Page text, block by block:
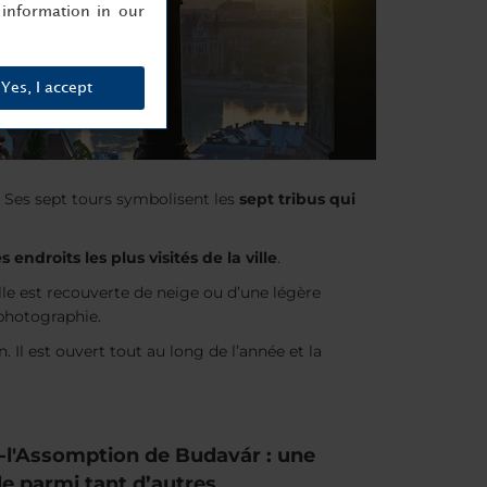
sept tours symbolisent les sept tribus qui
endroits les plus visités de la ville.
est recouverte de neige ou d’une légère
Il est ouvert tout au long de l’année et la
de Budavár : une
in our
Yes, I accept